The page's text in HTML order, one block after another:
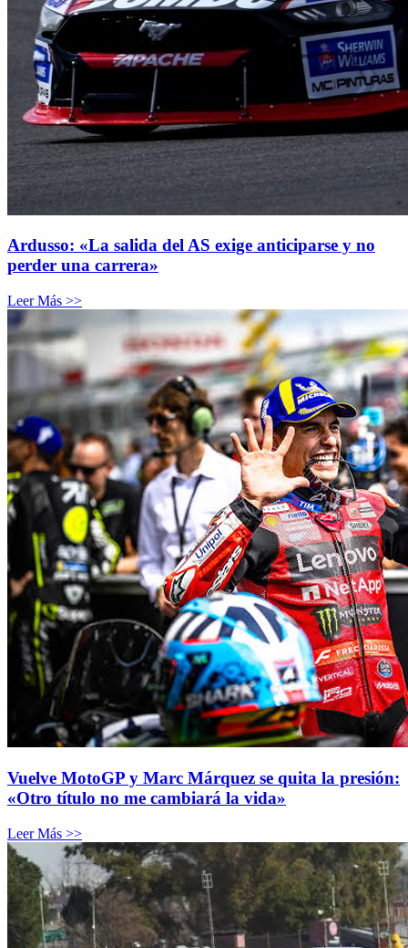
Ardusso: «La salida del AS exige anticiparse y no
perder una carrera»
Leer Más >>
Vuelve MotoGP y Marc Márquez se quita la presión:
«Otro título no me cambiará la vida»
Leer Más >>